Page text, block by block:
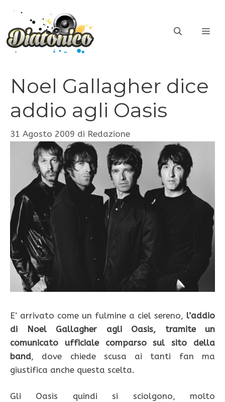
contenuto
Noel Gallagher dice
addio agli Oasis
31 Agosto 2009 di Redazione
E’ arrivato come un fulmine a ciel sereno, l’addio
di Noel Gallagher agli Oasis, tramite un
comunicato ufficiale comparso sul sito della
band, dove chiede scusa ai tanti fan ma
giustifica anche questa scelta.
Gli Oasis quindi si sciolgono, molto